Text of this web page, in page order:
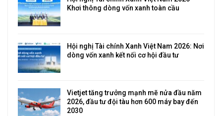
Khơi thông dòng vốn xanh toàn cầu
Hội nghị Tài chính Xanh Việt Nam 2026: Nơi
dòng vốn xanh kết nối cơ hội đầu tư
Vietjet tăng trưởng mạnh mẽ nửa đầu năm
2026, đầu tư đội tàu hơn 600 máy bay đến
2030